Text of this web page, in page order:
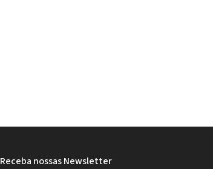
Receba nossas Newsletter